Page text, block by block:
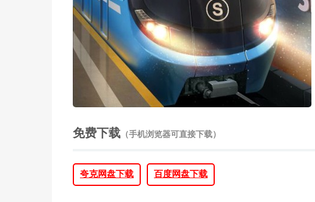
免费下载 （手机浏览器可直接下载）
夸克网盘下载 百度网盘下载